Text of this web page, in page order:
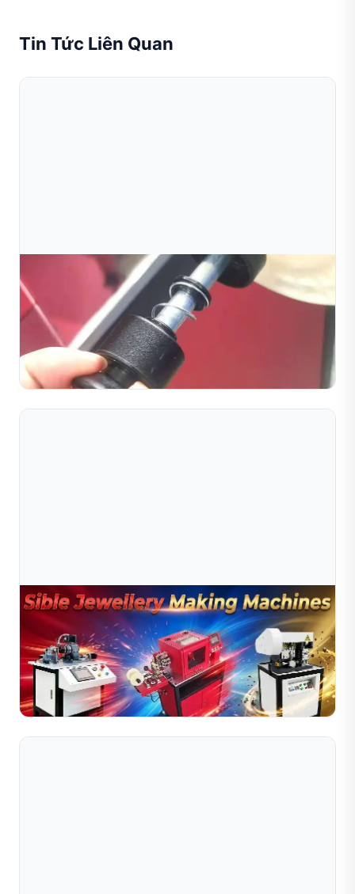
Tin Tức Liên Quan
Hướng Dẫn Đầy Đủ Về Máy Cắt Kim Cương Cho
Sản Xuất Trang Sức
Giám đốc Sản xuất, Nhà máy Vàng Al-Rashid, Dubai, UAE
Đọc toàn bộ bài viết
Aug 03, 2026
Hướng Dẫn Đầy Đủ Về Máy Làm Hạt Trang Sức
Hướng dẫn đầy đủ về máy làm hạt trang sức. Tìm hiểu về
máy làm bi, máy làm hạt rỗng và máy cắt kim cương cho
sản xuất hạt vàng và bạc.
Đọc toàn bộ bài viết